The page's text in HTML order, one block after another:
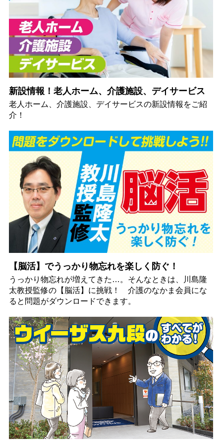
新設情報！老人ホーム、介護施設、デイサービス
老人ホーム、介護施設、デイサービスの新設情報をご紹
介！
【脳活】でうっかり物忘れを楽しく防ぐ！
うっかり物忘れが増えてきた…。そんなときは、川島隆
太教授監修の【脳活】に挑戦！ 介護のなかま会員にな
ると問題がダウンロードできます。